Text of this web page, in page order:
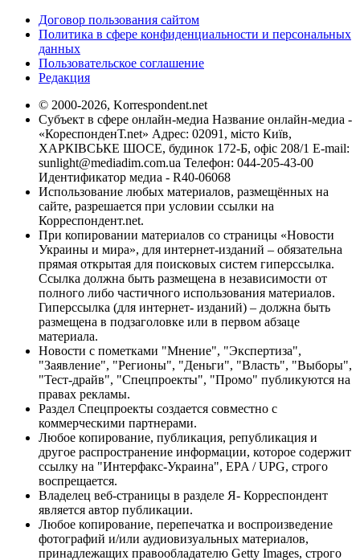
Договор пользования сайтом
Политика в сфере конфиденциальности и персональных
данных
Пользовательское соглашение
Редакция
© 2000-2026, Korrespondent.net
Субъект в сфере онлайн-медиа Название онлайн-медиа -
«КореспонденТ.net» Адрес: 02091, місто Київ,
ХАРКІВСЬКЕ ШОСЕ, будинок 172-Б, офіс 208/1 E-mail:
sunlight@mediadim.com.ua Телефон: 044-205-43-00
Идентификатор медиа - R40-06068
Использование любых материалов, размещённых на
сайте, разрешается при условии ссылки на
Корреспондент.net.
При копировании материалов со страницы «Новости
Украины и мира», для интернет-изданий – обязательна
прямая открытая для поисковых систем гиперссылка.
Ссылка должна быть размещена в независимости от
полного либо частичного использования материалов.
Гиперссылка (для интернет- изданий) – должна быть
размещена в подзаголовке или в первом абзаце
материала.
Новости с пометками "Мнение", "Экспертиза",
"Заявление", "Регионы", "Деньги", "Власть", "Выборы",
"Тест-драйв", "Спецпроекты", "Промо" публикуются на
правах рекламы.
Раздел Спецпроекты создается совместно с
коммерческими партнерами.
Любое копирование, публикация, републикация и
другое распространение информации, которое содержит
ссылку на "Интерфакс-Украина", EPA / UPG, строго
воспрещается.
Владелец веб-страницы в разделе Я- Корреспондент
является автор публикации.
Любое копирование, перепечатка и воспроизведение
фотографий и/или аудиовизуальных материалов,
принадлежащих правообладателю Getty Images, строго